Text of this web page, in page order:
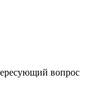
вопрос